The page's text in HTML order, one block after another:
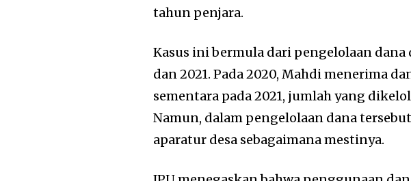
tahun penjara.
Kasus ini bermula dari pengelolaan dana
dan 2021. Pada 2020, Mahdi menerima
sementara pada 2021, jumlah yang
Namun, dalam pengelolaan dana
aparatur desa sebagaimana mestinya.